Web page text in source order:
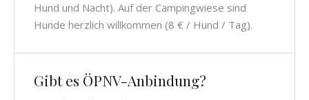
Hund und Nacht). Auf der Campingwiese sind
Hunde herzlich willkommen (8 € / Hund / Tag).
Gibt es ÖPNV-Anbindung?